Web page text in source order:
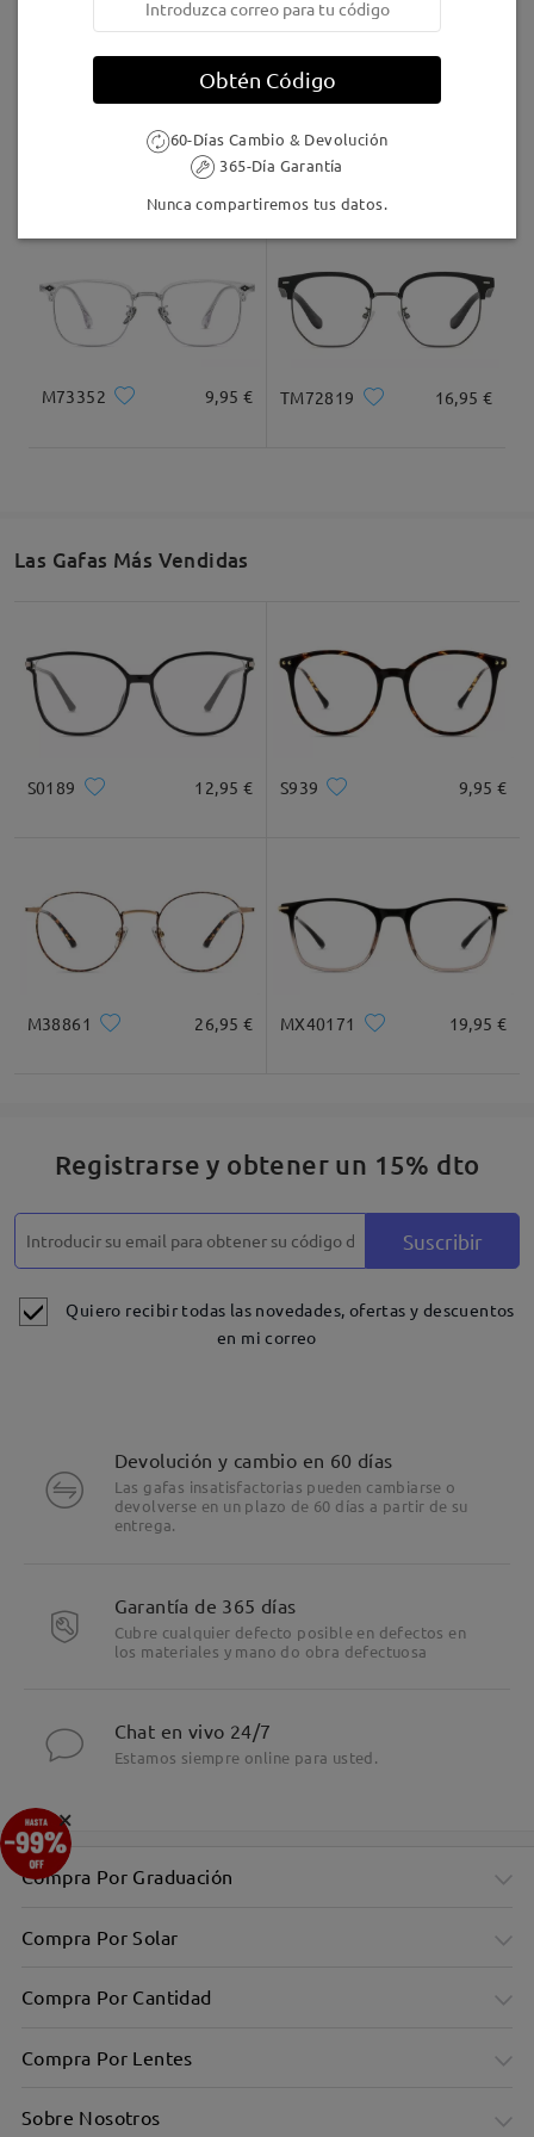
5-7 días laborales detalles
12,95 € MT06136
M73352 9,95 € TM72819 16,95 €
Las Gafas Más Vendidas
S0189 12,95 € S939 9,95 €
M38861 26,95 € MX40171 19,95 €
Registrarse y obtener un 15% dto
Suscribir
Quiero recibir todas las novedades, ofertas y descuentos
en mi correo
Devolución y cambio en 60 días
Las gafas insatisfactorias pueden cambiarse o
devolverse en un plazo de 60 días a partir de su
entrega.
Garantía de 365 días
Cubre cualquier defecto posible en defectos en
los materiales y mano do obra defectuosa
Chat en vivo 24/7
Estamos siempre online para usted.
Compra Por Graduación
Compra Por Solar
Compra Por Cantidad
Compra Por Lentes
Sobre Nosotros
×
Obtén Código
60-Días Cambio & Devolución
365-Día Garantía
Nunca compartiremos tus datos.